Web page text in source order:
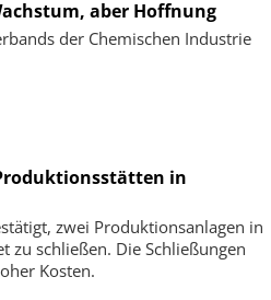
aber Hoffnung
der Chemischen Industrie
in
zwei Produktionsanlagen in
zu schließen. Die Schließungen
Kosten.